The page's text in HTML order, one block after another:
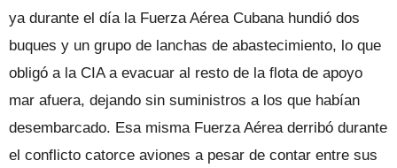
ya durante el día la Fuerza Aérea Cubana hundió dos
buques y un grupo de lanchas de abastecimiento, lo que
obligó a la CIA a evacuar al resto de la flota de apoyo
mar afuera, dejando sin suministros a los que habían
desembarcado. Esa misma Fuerza Aérea derribó durante
el conflicto catorce aviones a pesar de contar entre sus